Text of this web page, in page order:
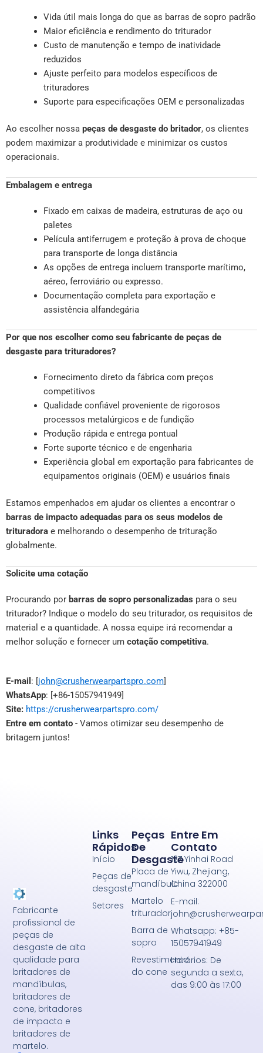
Vida útil mais longa do que as barras de sopro padrão
Maior eficiência e rendimento do triturador
Custo de manutenção e tempo de inatividade
reduzidos
Ajuste perfeito para modelos específicos de
trituradores
Suporte para especificações OEM e personalizadas
Ao escolher nossa peças de desgaste do britador, os clientes
podem maximizar a produtividade e minimizar os custos
operacionais.
Embalagem e entrega
Fixado em caixas de madeira, estruturas de aço ou
paletes
Película antiferrugem e proteção à prova de choque
para transporte de longa distância
As opções de entrega incluem transporte marítimo,
aéreo, ferroviário ou expresso.
Documentação completa para exportação e
assistência alfandegária
Por que nos escolher como seu fabricante de peças de
desgaste para trituradores?
Fornecimento direto da fábrica com preços
competitivos
Qualidade confiável proveniente de rigorosos
processos metalúrgicos e de fundição
Produção rápida e entrega pontual
Forte suporte técnico e de engenharia
Experiência global em exportação para fabricantes de
equipamentos originais (OEM) e usuários finais
Estamos empenhados em ajudar os clientes a encontrar o
barras de impacto adequadas para os seus modelos de
trituradora e melhorando o desempenho de trituração
globalmente.
Solicite uma cotação
Procurando por barras de sopro personalizadas para o seu
triturador? Indique o modelo do seu triturador, os requisitos de
material e a quantidade. A nossa equipe irá recomendar a
melhor solução e fornecer um cotação competitiva.
E-mail : [ john@crusherwearpartspro.com
WhatsApp: [+86-15057941949]
Site: https://crusherwearpartspro.com/
Entre em contato - Vamos otimizar seu desempenho de
britagem juntos!
Fabricante
profissional de
peças de
desgaste de alta
qualidade para
britadores de
mandíbulas,
britadores de
cone, britadores
de impacto e
britadores de
martelo.
Peças
De
Desgaste
Placa de
mandíbula
Martelo
triturador
Barra de
sopro
Revestimento
do cone
Links
Rápidos
Início
Peças de
desgaste
Setores
Entre Em
Contato
127 Yinhai Road
Yiwu, Zhejiang,
China 322000
E-mail:
Whatsapp: +85-
15057941949
Horários: De
segunda a sexta,
das 9:00 às 17:00